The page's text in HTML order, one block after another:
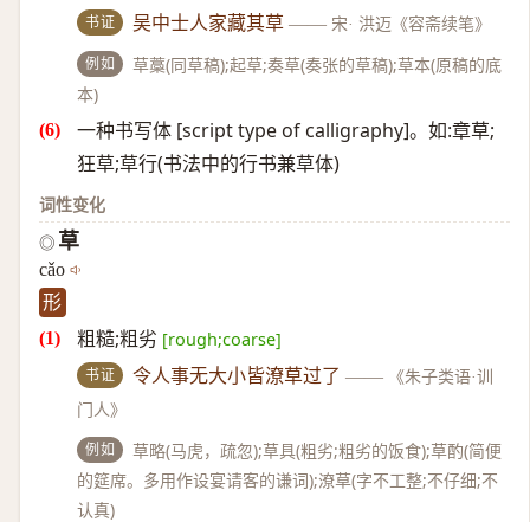
书证 吴中士人家藏其草 —— 宋· 洪迈《容斋续笔》
例如
草藁(同草稿);起草;奏草(奏张的草稿);草本(原稿的底
本)
一种书写体 [script type of calligraphy]。如:章草;
狂草;草行(书法中的行书兼草体)
词性变化
◎ 草
cǎo
形
粗糙;粗劣 [rough;coarse]
书证 令人事无大小皆潦草过了 ——
《朱子类语·训
门人》
例如
草略(马虎，疏忽);草具(粗劣;粗劣的饭食);草酌(简便
的筵席。多用作设宴请客的谦词);潦草(字不工整;不仔细;不
认真)